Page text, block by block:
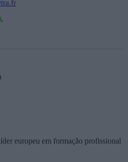
europeu em formação profissional